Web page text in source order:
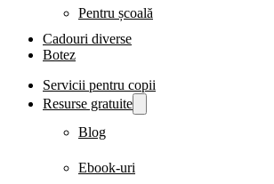
Pentru școală
Cadouri diverse
Botez
Servicii pentru copii
Resurse gratuite
Blog
Ebook-uri